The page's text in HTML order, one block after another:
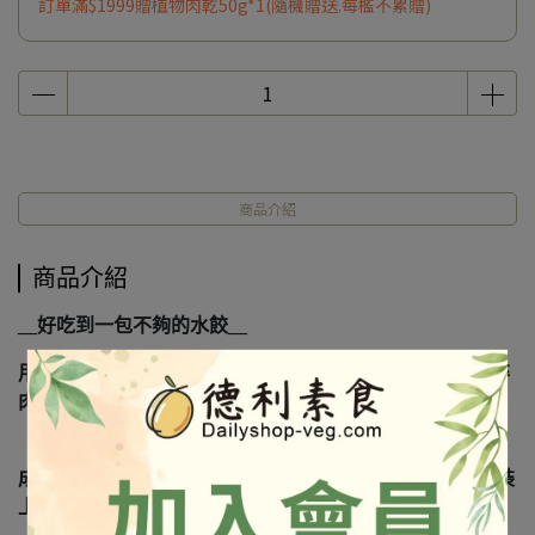
訂單滿$1999贈植物肉乾50g*1(隨機贈送.每檻不累贈)
商品介紹
商品介紹
__好吃到一包不夠的水餃__
用香Q的麵皮包住了脆脆的高麗菜，以及冬粉、豆皮、素碎
肉，還有高級辛香調味料，讓您吃到滿滿的幸福。
成份及營養標示如圖所示，若與圖片有差異時，以實際包裝
上標示為準